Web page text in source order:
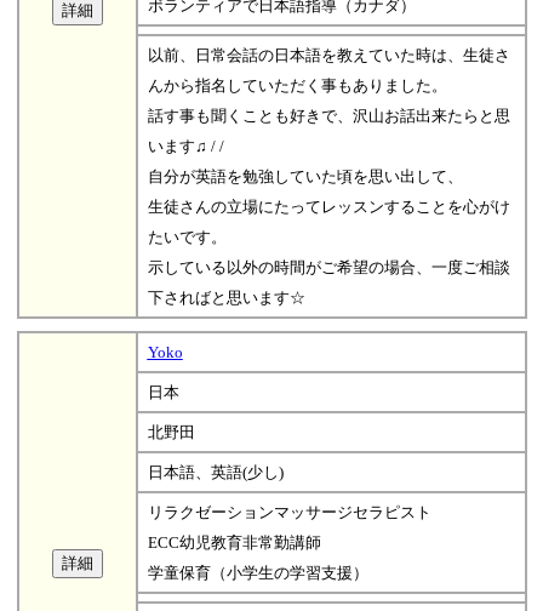
ボランティアで日本語指導（カナダ）
以前、日常会話の日本語を教えていた時は、生徒さ
んから指名していただく事もありました。
話す事も聞くことも好きで、沢山お話出来たらと思
います♫ / /
自分が英語を勉強していた頃を思い出して、
生徒さんの立場にたってレッスンすることを心がけ
たいです。
示している以外の時間がご希望の場合、一度ご相談
下さればと思います☆
Yoko
日本
北野田
日本語、英語(少し)
リラクゼーションマッサージセラピスト
ECC幼児教育非常勤講師
学童保育（小学生の学習支援）